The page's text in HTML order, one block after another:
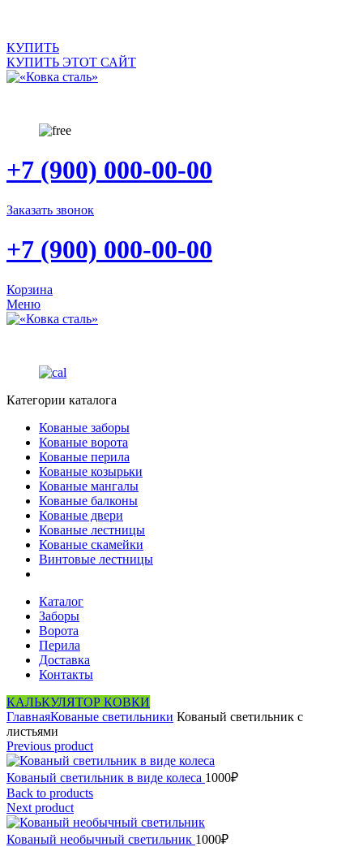
КУПИТЬ
КУПИТЬ ЭТОТ САЙТ
+7 (900) 000-00-00
Заказать звонок
+7 (900) 000-00-00
Корзина
Меню
Категории каталога
Кованые заборы
Кованые ворота
Кованые перила
Кованые козырьки
Кованые мангалы
Кованые балконы
Кованые двери
Кованые лестницы
Кованые скамейки
Винтовые лестницы
Каталог
Заборы
Ворота
Перила
Доставка
Контакты
КАЛЬКУЛЯТОР КОВКИ
ГлавнаяКованые светильники Кованый светильник с
листьями
Previous product
Кованый светильник в виде колеса 1000₽
Back to products
Next product
Кованый необычный светильник 1000₽